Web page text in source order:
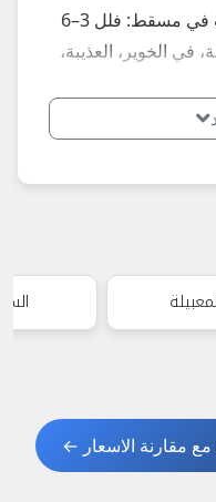
أكبر تجمع لإعلانات الفلل والبيوت في مسقط: فلل 3–6
الخوير، العذيبة،
– أسعار إيجار تبدأ
من 400 ريال شهرياً للفلل الصغيرة إلى 2,000+ ريال
إيجار واضح + فحص
مقارنة الاسعار ←